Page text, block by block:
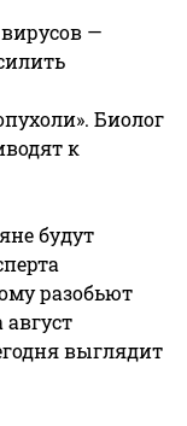
—
Биолог
к
будут
разобьют
выглядит